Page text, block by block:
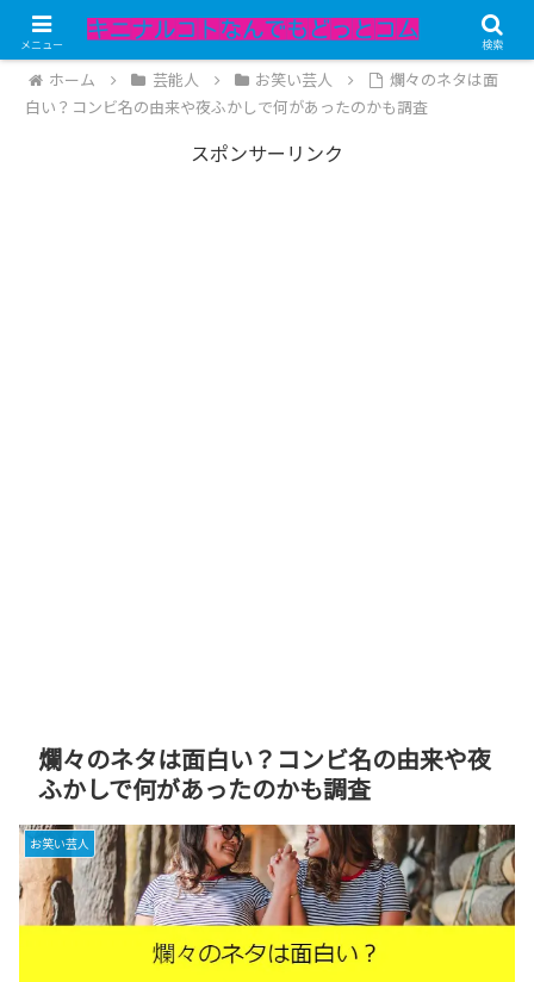
記事内にPRが含まれています。
ホーム 芸能人 お笑い芸人
爛々のネタは面
白い？コンビ名の由来や夜ふかしで何があったのかも調査
スポンサーリンク
爛々のネタは面白い？コンビ名の由来や夜
ふかしで何があったのかも調査
お笑い芸人
メニュー 検索